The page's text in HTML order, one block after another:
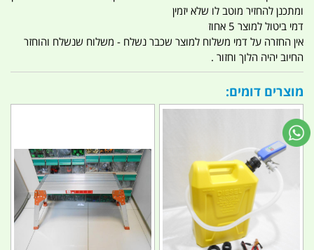
ומתכנן להחזיר מוטב לו שלא יזמין
דמי ביטול למוצר 5 אחוז
אין החזרה על דמי משלוח למוצר שכבר נשלח - משלוח שנשלח והוחזר
החיוב יהיה הלוך וחזור .
מוצרים דומים: